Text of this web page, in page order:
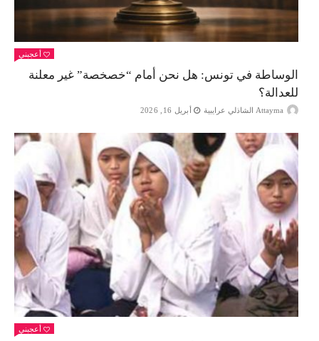
أعجبني
الوساطة في تونس: هل نحن أمام “خصخصة” غير معلنة
للعدالة؟
Attayma الشاذلي عرايبية أبريل 16, 2026
أعجبني